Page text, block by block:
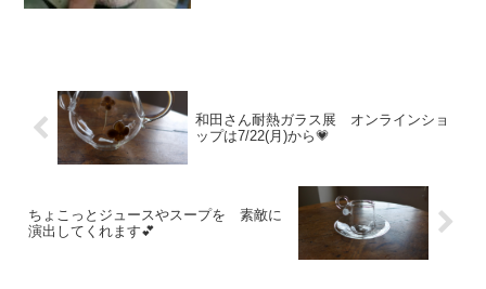
和田さん耐熱ガラス展 オンラインショ
ップは7/22(月)から💗
ちょこっとジュースやスープを 素敵に
演出してくれます💕